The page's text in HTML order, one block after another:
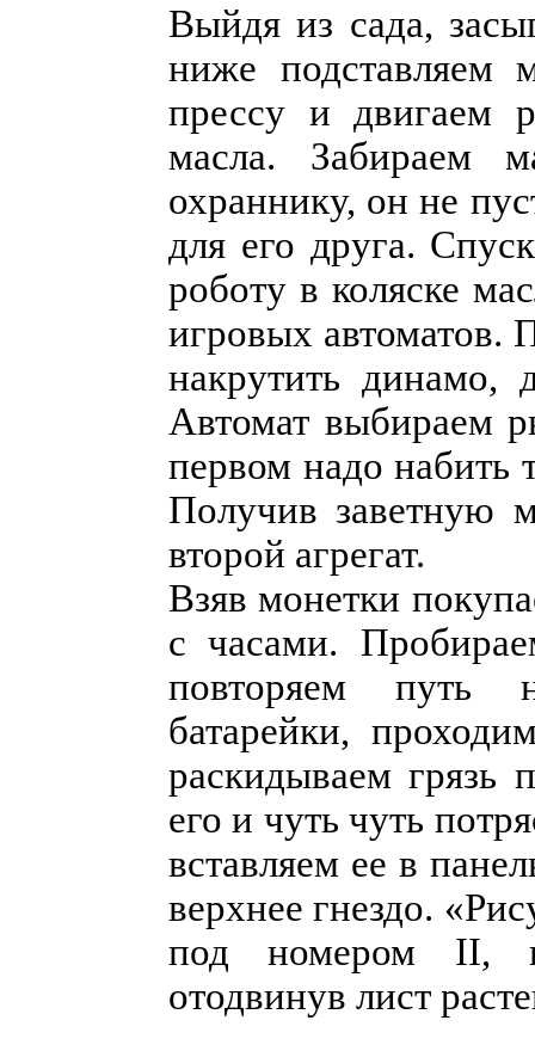
Выйдя из сада,
ниже подставляем
прессу и двигаем
масла. Забираем
охраннику, он не
для его друга.
роботу в коляске
игровых автоматов.
накрутить динамо,
Автомат выбираем
первом надо набить
Получив заветную
второй агрегат.
Взяв монетки
с часами.
повторяем путь
батарейки,
раскидываем грязь
его и чуть чуть
вставляем ее в
верхнее гнездо.
под номером II,
отодвинув лист